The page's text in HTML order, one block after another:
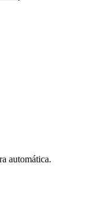
automática.